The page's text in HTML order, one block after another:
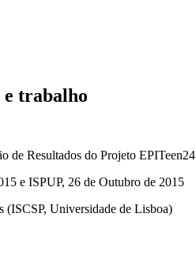
e trabalho
de Resultados do Projeto EPITeen24
e ISPUP, 26 de Outubro de 2015
(ISCSP, Universidade de Lisboa)